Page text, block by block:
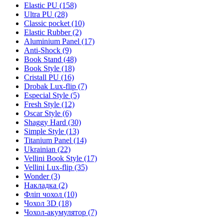
Elastic PU (158)
Ultra PU (28)
Classic pocket (10)
Elastic Rubber (2)
Aluminium Panel (17)
Anti-Shock (9)
Book Stand (48)
Book Style (18)
Cristall PU (16)
Drobak Lux-flip (7)
Especial Style (5)
Fresh Style (12)
Oscar Style (6)
Shaggy Hard (30)
Simple Style (13)
Titanium Panel (14)
Ukrainian (22)
Vellini Book Style (17)
Vellini Lux-flip (35)
Wonder (3)
Накладка (2)
Фліп чохол (10)
Чохол 3D (18)
Чохол-акумулятор (7)